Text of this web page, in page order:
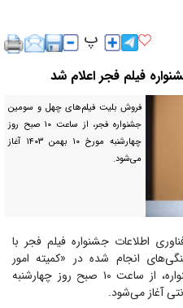
فیلم فجر اعلام شد
فروش بلیت فیلم‌های چهل و سومین
جشنواره فجر، از ساعت ۱۰ صبح روز
چهارشنبه مورخ ۱۰ بهمن ۱۴۰۳ آغاز
می‌شود.
اطلاعات جشنواره فیلم فجر با
انجام شده در «کمیته امور
نمایش»، فروش بلیت فیلم‌های جشنواره، از ساعت ۱۰ صبح روز چهارشنبه